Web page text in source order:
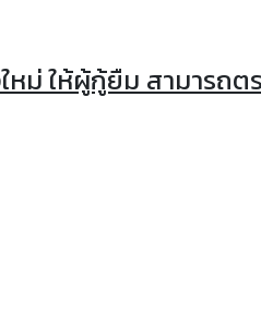
หม่ ให้ผู้กู้ยืม สามารถ